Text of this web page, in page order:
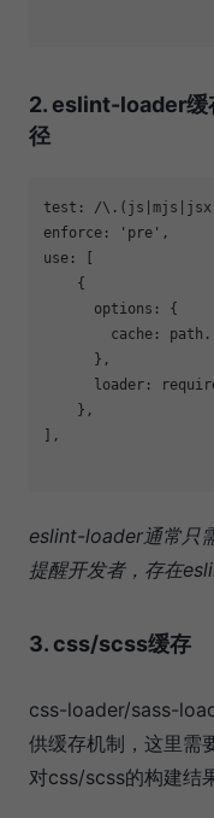
2. eslint-loader缓
径
test: /
enforce : 'pre'
use : [
    {
options : {
cache :
      },
loader :
    },
],
eslint-loader通常只
提醒开发者，存在
3. css/scss缓存
css-loader/sass-
供缓存机制，这里需
对css/scss的构建结